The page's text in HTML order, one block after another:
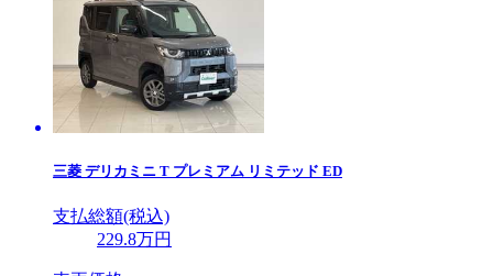
三菱 デリカミニ T プレミアム リミテッド ED
支払総額(税込)
229.8万円